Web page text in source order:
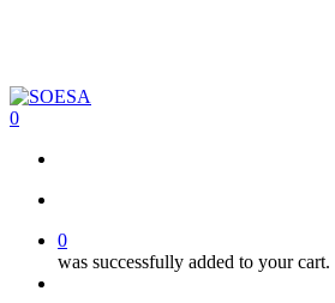
content
search
0
0
was successfully added to your cart.